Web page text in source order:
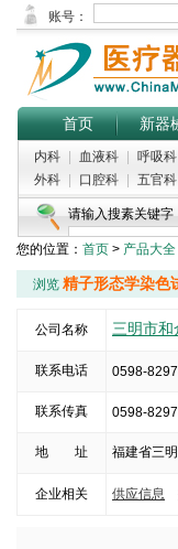
首页 新器
内科 血液科 呼吸科
外科
口腔科 五官科
请输入搜素关键字
您的位置： 首页 > 产品大全
浏览 精子形态学染色
公司名称 三明市和
联系电话 0598-
联系传真 0598-
地 址 福建省三
企业相关 供应信息